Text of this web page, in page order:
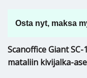
Osta nyt, maksa
Scanoffice Giant
mataliin kivijalka-